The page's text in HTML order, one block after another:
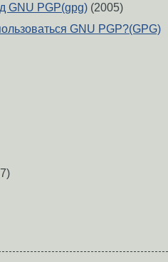
GNU PGP(gpg) (2005)
GNU PGP?(GPG)